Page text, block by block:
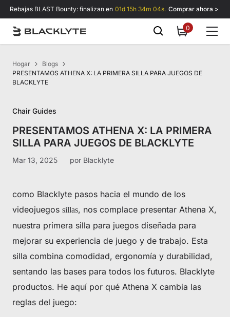
Saltar al contenido
Rebajas BLAST Bounty: finalizan en 01d 15h 34m 03s. Comprar ahora >
00
items
Hogar
Blogs
PRESENTAMOS ATHENA X: LA PRIMERA SILLA PARA JUEGOS DE
BLACKLYTE
Chair Guides
PRESENTAMOS ATHENA X: LA PRIMERA
SILLA PARA JUEGOS DE BLACKLYTE
Mar 13, 2025 por Blacklyte
como Blacklyte pasos hacia el mundo de los
videojuegos sillas, nos complace presentar Athena X,
nuestra primera silla para juegos diseñada para
mejorar su experiencia de juego y de trabajo. Esta
silla combina comodidad, ergonomía y durabilidad,
sentando las bases para todos los futuros. Blacklyte
productos. He aquí por qué Athena X cambia las
reglas del juego: